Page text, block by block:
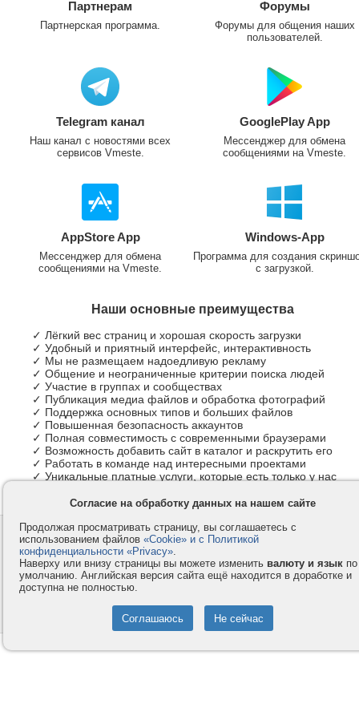
Партнерам
Партнерская программа.
Форумы
Форумы для общения наших
пользователей.
Telegram канал
Наш канал с новостями всех
сервисов Vmeste.
GooglePlay App
Мессенджер для обмена
сообщениями на Vmeste.
AppStore App
Мессенджер для обмена
сообщениями на Vmeste.
Windows-App
Программа для создания
с загрузкой.
Наши основные преимущества
✓ Лёгкий вес страниц и хорошая скорость загрузки
✓ Удобный и приятный интерфейс, интерактивность
✓ Мы не размещаем надоедливую рекламу
✓ Общение и неограниченные критерии поиска людей
✓ Участие в группах и сообществах
✓ Публикация медиа файлов и обработка фотографий
✓ Поддержка основных типов и больших файлов
✓ Повышенная безопасность аккаунтов
✓ Полная совместимость с современными браузерами
✓ Возможность добавить сайт в каталог и раскрутить его
✓ Работать в команде над интересными проектами
✓ Уникальные платные услуги, которые есть только у нас
Контакты
Компания
Privacy и Cookie
Услуги
Как оплатить
Помощь
© 2008-2026
- Все права защищены.
Согласие на обработку данных на нашем сайте
Продолжая просматривать страницу, вы соглашаетесь с
использованием файлов «Cookie» и с Политикой
конфиденциальности «Privacy».
Наверху или внизу страницы вы можете изменить валюту и язык по
умолчанию. Английская версия сайта ещё находится в доработке и
доступна не полностью.